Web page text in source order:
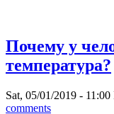
Почему у
температура?
Sat, 05/01/2019 - 11:00
comments